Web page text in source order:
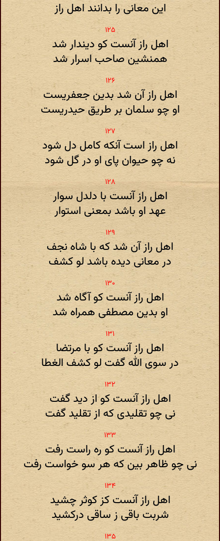
این معانی را بدانند اهل راز
اهل راز آنست کو دیندار شد
همنشین صاحب اسرار شد
اهل راز آن شد بدین جعفریست
او چو سلمان بر طریق حیدریست
اهل راز است آنکه کامل دل شود
نه چو حیوان پای او در گل شود
اهل راز آنست با دلدل سوار
عهد او باشد بمعنی استوار
اهل راز آن شد که با شاه نجف
در معانی دیده باشد لو کشف
اهل راز آنست کو آگاه شد
او بدین مصطفی همراه شد
اهل راز آنست کو با مرتضا
در سوی الله گفت لو کشف الغطا
اهل راز آنست کو از دید گفت
نی چو تقلیدی که از تقلید گفت
اهل راز آنست کو ره راست رفت
نی چو ظاهر بین که هر سو خواست رفت
اهل راز آنست کز کوثر چشید
شربت باقی ز ساقی درکشید